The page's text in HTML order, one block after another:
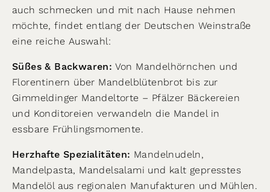
auch schmecken und mit nach Hause nehmen
möchte, findet entlang der Deutschen Weinstraße
eine reiche Auswahl:
Süßes & Backwaren: Von Mandelhörnchen und
Florentinern über Mandelblütenbrot bis zur
Gimmeldinger Mandeltorte – Pfälzer Bäckereien
und Konditoreien verwandeln die Mandel in
essbare Frühlingsmomente.
Herzhafte Spezialitäten: Mandelnudeln,
Mandelpasta, Mandelsalami und kalt gepresstes
Mandelöl aus regionalen Manufakturen und Mühlen.